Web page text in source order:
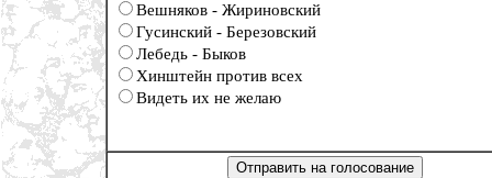
Вешняков - Жириновский
Гусинский - Березовский
Лебедь - Быков
Хинштейн против всех
Видеть их не желаю